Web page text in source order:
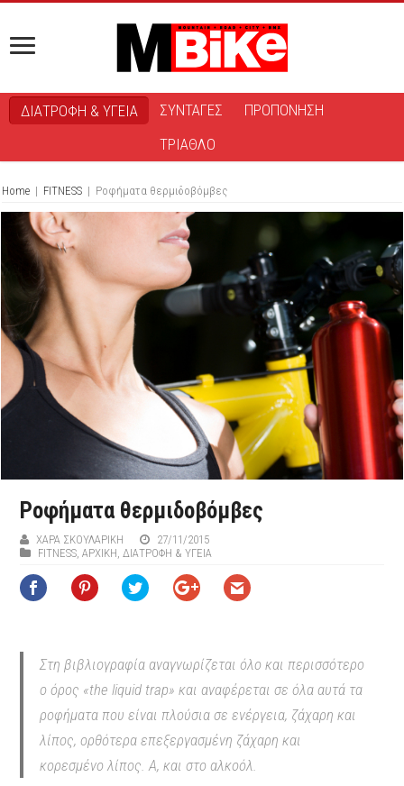
ΔΙΑΤΡΟΦΗ & ΥΓΕΙΑ ΣΥΝΤΑΓΕΣ
ΠΡΟΠΟΝΗΣΗ
ΤΡΙΑΘΛΟ
Home | FITNESS | Ροφήματα θερμιδοβόμβες
Ροφήματα θερμιδοβόμβες
ΧΑΡΆ ΣΚΟΥΛΑΡΊΚΗ
27/11/2015
FITNESS ,ΑΡΧΙΚΉ ΔΙΑΤΡΟΦΗ & ΥΓΕΙΑ
Στη βιβλιογραφία αναγνωρίζεται όλο και περισσότερο
ο όρος «the liquid trap» και αναφέρεται σε όλα αυτά τα
ροφήματα που είναι πλούσια σε ενέργεια, ζάχαρη και
λίπος, ορθότερα επεξεργασμένη ζάχαρη και
κορεσμένο λίπος. Α, και στο αλκοόλ.